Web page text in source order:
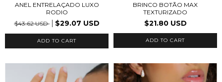
ANEL ENTRELAÇADO LUXO
RODIO
$43.62 USD
$29.07 USD
ADD TO CART
BRINCO BOTÃO MAX
TEXTURIZADO
$21.80 USD
ADD TO CART